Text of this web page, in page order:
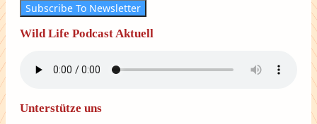
Subscribe To Newsletter
Wild Life Podcast Aktuell
Unterstütze uns